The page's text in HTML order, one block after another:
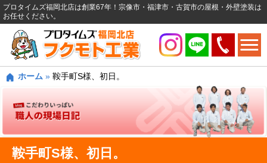
プロタイムズ福岡北店は創業67年！宗像市・福津市・古賀市の屋根・外壁塗装は
お任せください。
ホーム » 鞍手町S様、初日。
鞍手町S様、初日。